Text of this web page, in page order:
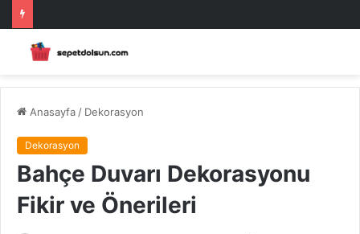
Anasayfa / Dekorasyon
Dekorasyon
Bahçe Duvarı Dekorasyonu
Fikir ve Önerileri